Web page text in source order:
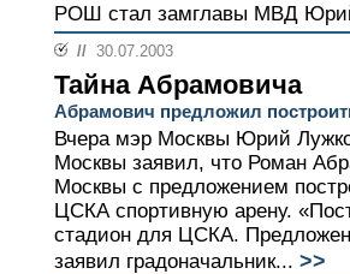
РОШ стал замглавы МВД
// 30.07.2003
Тайна Абрамовича
Абрамович предложил
Вчера мэр Москвы Юрий
Москвы заявил, что Роман
Москвы с предложением
ЦСКА спортивную арену.
стадион для ЦСКА.
заявил градоначальник... >>